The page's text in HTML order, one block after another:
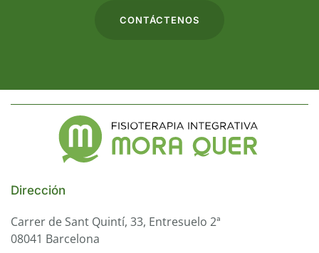
CONTÁCTENOS
Dirección
Carrer de Sant Quintí, 33, Entresuelo 2ª
08041 Barcelona